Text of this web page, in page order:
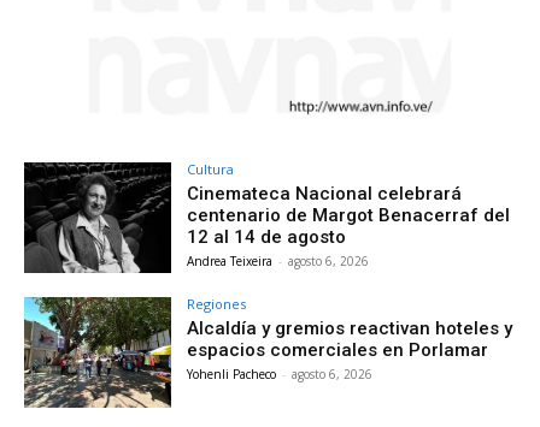
Cultura
Cinemateca Nacional celebrará
centenario de Margot Benacerraf del
12 al 14 de agosto
Andrea Teixeira - agosto 6, 2026
Regiones
Alcaldía y gremios reactivan hoteles y
espacios comerciales en Porlamar
Yohenli Pacheco - agosto 6, 2026